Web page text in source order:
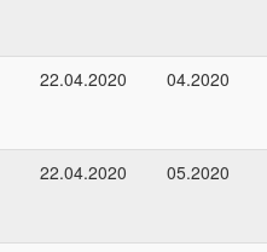
22.04.2020 04.2020
22.04.2020 05.2020